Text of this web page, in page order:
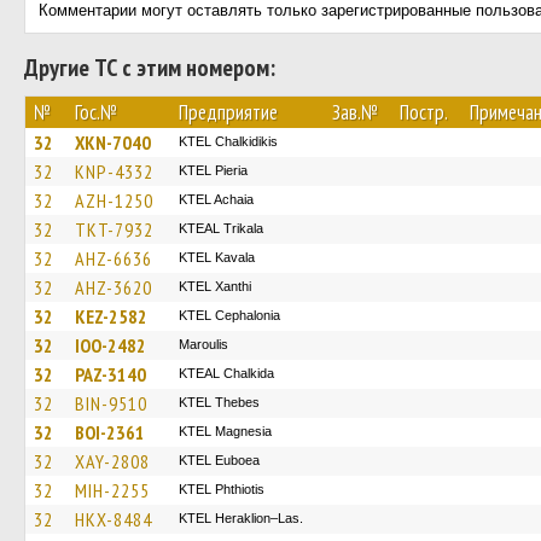
Комментарии могут оставлять только зарегистрированные
Другие ТС с этим номером:
№ Гос.№ Предприятие Зав.№ Постр.
32 XKN-7040 ΚΤΕL Chalkidikis
32 KNP-4332 KTEL Pieria
32 AZH-1250 KTEL Achaia
32 TKT-7932 KTEAL Trikala
32 AHZ-6636 KTEL Kavala
32 AHZ-3620 KTEL Xanthi
32 KEZ-2582 KTEL Cephalonia
32 IOO-2482 Maroulis
32 PAZ-3140 KTEAL Chalkida
32 BIN-9510 KTEL Thebes
32 BOI-2361 ΚΤΕL Magnesia
32 XAY-2808 ΚΤΕL Euboea
32 MIH-2255 ΚΤΕL Phthiotis
32 HKX-8484 KTEL Heraklion–Las.